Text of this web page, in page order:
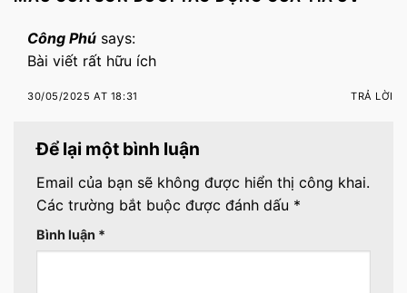
Công Phú says:
Bài viết rất hữu ích
30/05/2025 AT 18:31 TRẢ LỜI
Để lại một bình luận
Email của bạn sẽ không được hiển thị công khai.
Các trường bắt buộc được đánh dấu *
Bình luận *